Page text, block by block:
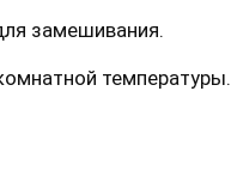
замешивания.
температуры.